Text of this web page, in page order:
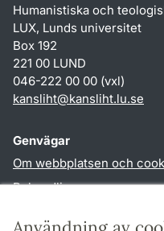
Humanistiska och
LUX, Lunds universitet
Box 192
221 00 LUND
046-222 00 00 (vxl)
kansliht@kansliht.lu.se
Genvägar
Om webbplatsen och
Behandling av